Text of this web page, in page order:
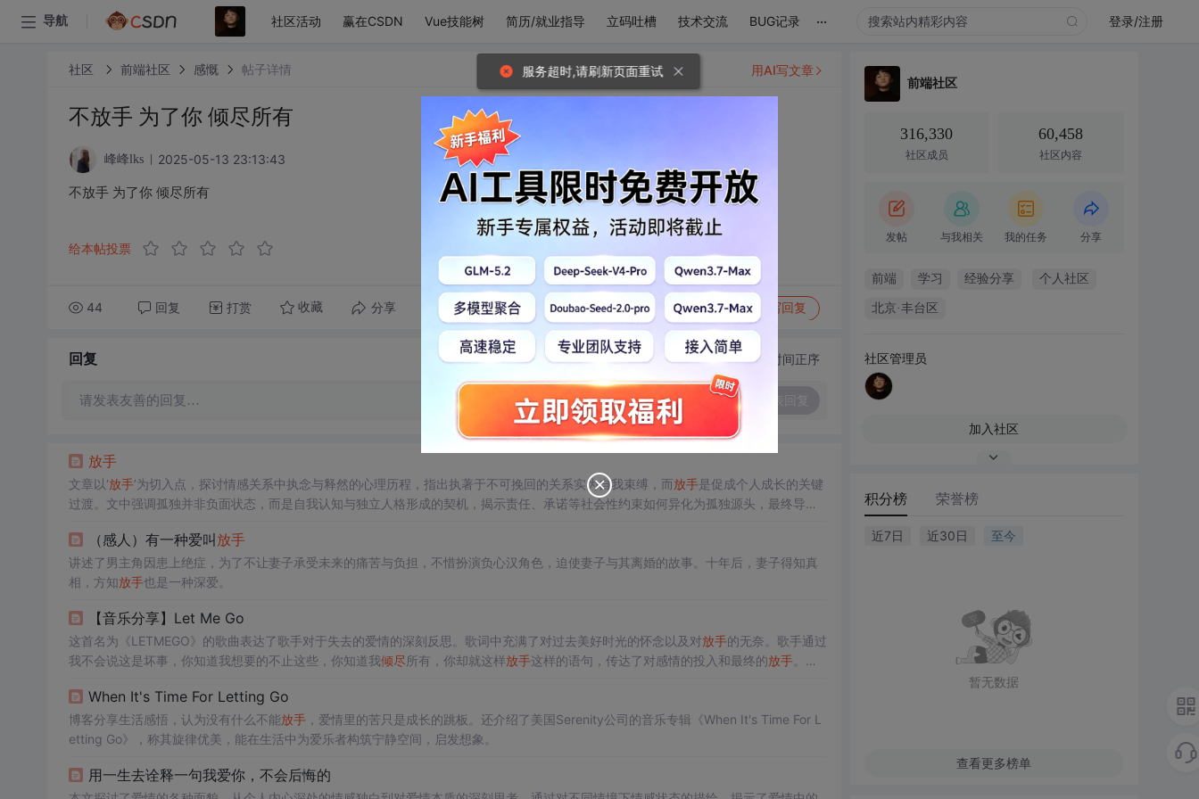
导航 社区活动 赢在CSDN Vue技能树 简历/就业指导 立码吐槽 技术交流 BUG记录 ... 登录/注册
社区 前端社区 感慨 帖子详情
不放手 为了你 倾尽所有
峰峰lks 2025-05-13 23:13:43
不放手 为了你 倾尽所有
给本帖投票
44 回复 打赏 收藏 分享 转发到动态 举报 写回复
用AI写文章
回复 切换为时间正序
请发表友善的回复…
放手
文章以‘放手’为切入点，探讨情感关系中执念与释然的心理历程，指出执著于不可挽回的关系实为自我束缚，而放手是促成个人成长的关键
过渡。文中强调孤独并非负面状态，而是自我认知与独立人格形成的契机，揭示责任、承诺等社会性约束如何异化为孤独源头，最终导向
（感人）有一种爱叫 放手
讲述了男主角因患上绝症，为了不让妻子承受未来的痛苦与负担，不惜扮演负心汉角色，迫使妻子与其离婚的故事。十年后，妻子得知真
相，方知放手也是一种深爱。
【音乐分享】Let Me Go
这首名为《LETMEGO》的歌曲表达了歌手对于失去的爱情的深刻反思。歌词中充满了对过去美好时光的怀念以及对放手的无奈。歌手通过
我不会说这是坏事，你知道我想要的不止这些，你知道我倾尽所有，你却就这样放手这样的语句，传达了对感情的投入和最终的放手。歌
When It's Time For Letting Go
博客分享生活感悟，认为没有什么不能放手，爱情里的苦只是成长的跳板。还介绍了美国Serenity公司的音乐专辑《When It's Time For L
etting Go》，称其旋律优美，能在生活中为爱乐者构筑宁静空间，启发想象。
用一生去诠释一句我爱你，不会后悔的
前端社区
316,330
社区成员
60,458
社区内容
发帖 与我相关 我的任务 分享
前端 学习 经验分享 个人社区
北京·丰台区
社区管理员
加入社区
积分榜 荣誉榜
近7日 近30日 至今
暂无数据
查看更多榜单
服务超时,请刷新页面重试